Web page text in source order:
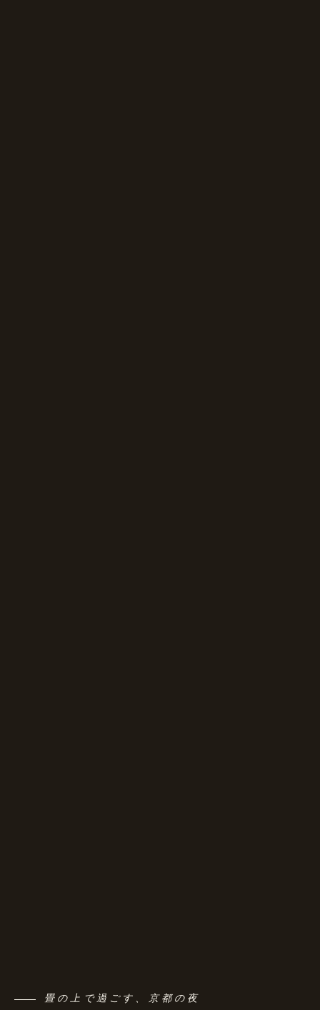
畳の上で過ごす、京都の夜